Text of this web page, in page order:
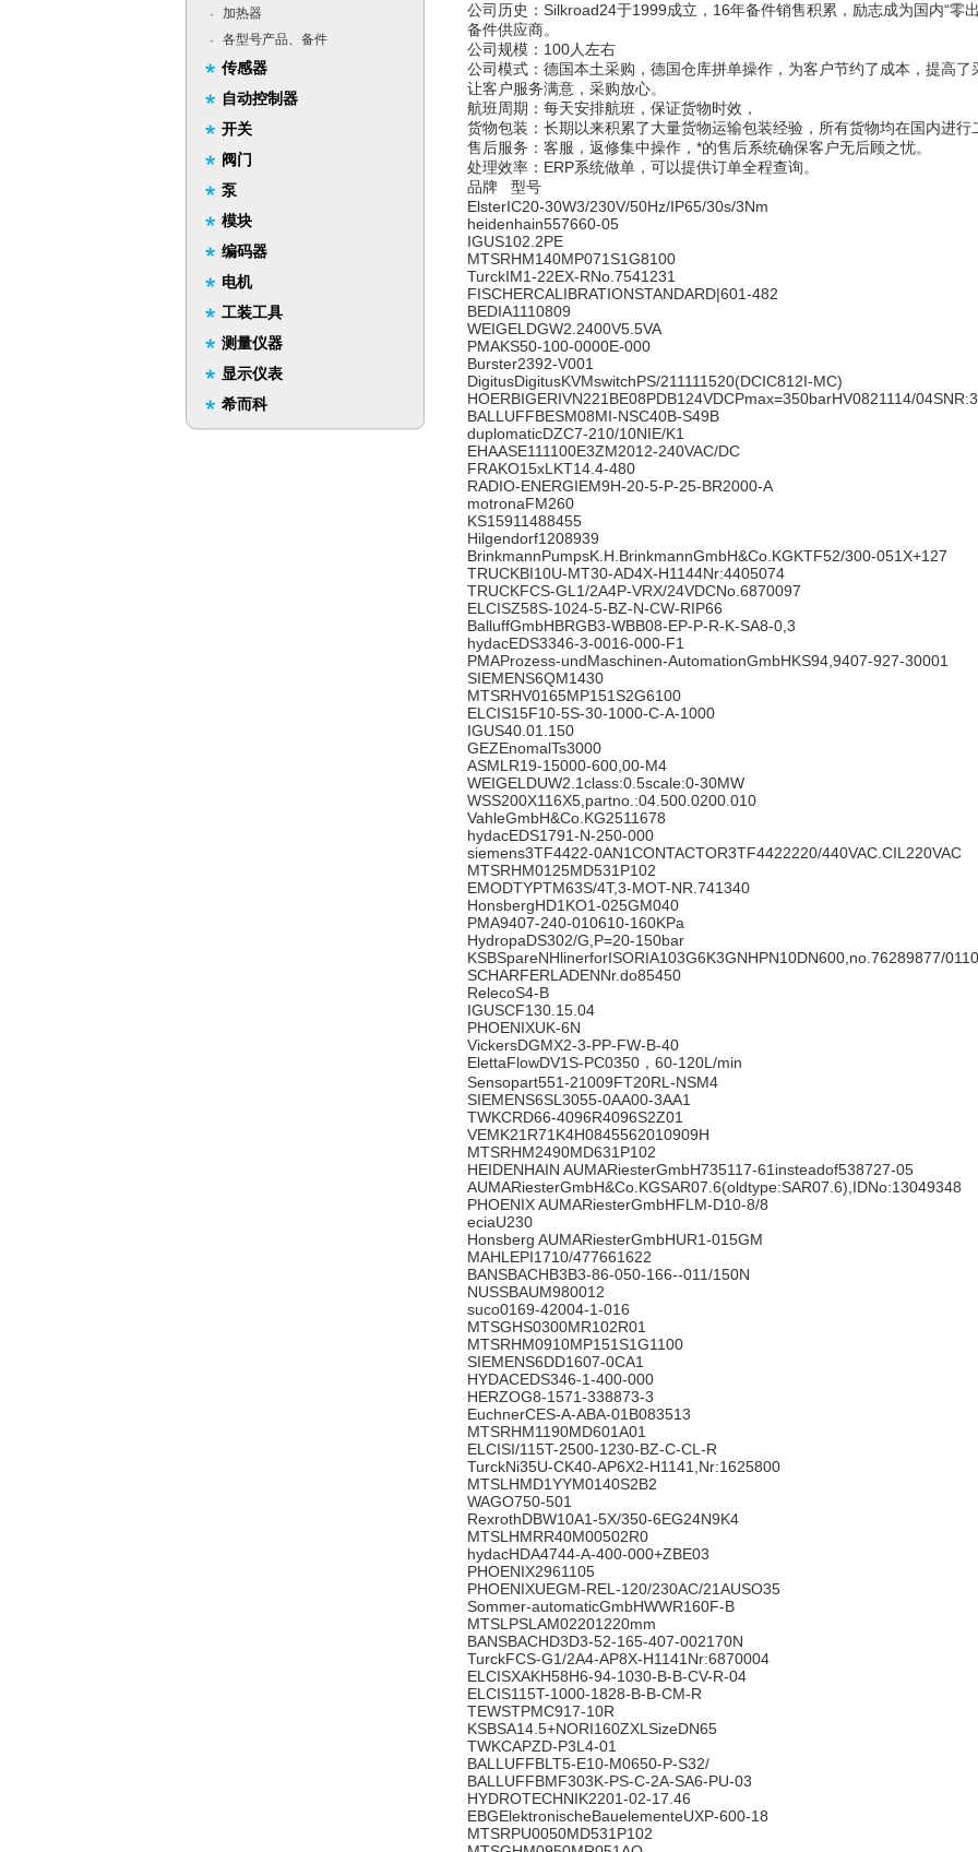
·
加热器
·
各型号产品、备件
传感器
自动控制器
开关
阀门
泵
模块
编码器
电机
工装工具
测量仪器
显示仪表
希而科
公司历史：Silkroad24于1999成立，16年备件销售积累，励志成为国内“零
备件供应商。
公司规模：100人左右
公司模式：德国本土采购，德国仓库拼单操作，为客户节约了成本，提高
让客户服务满意，采购放心。
航班周期：每天安排航班，保证货物时效，
货物包装：长期以来积累了大量货物运输包装经验，所有货物均在国内进
售后服务：客服，返修集中操作，*的售后系统确保客户无后顾之忧。
处理效率：ERP系统做单，可以提供订单全程查询。
品牌 型号
ElsterIC20-30W3/230V/50Hz/IP65/30s/3Nm
heidenhain557660-05
IGUS102.2PE
MTSRHM140MP071S1G8100
TurckIM1-22EX-RNo.7541231
FISCHERCALIBRATIONSTANDARD|601-482
BEDIA1110809
WEIGELDGW2.2400V5.5VA
PMAKS50-100-0000E-000
Burster2392-V001
DigitusDigitusKVMswitchPS/211111520(DCIC812I-MC)
HOERBIGERIVN221BE08PDB124VDCPmax=350barHV0821114/
BALLUFFBESM08MI-NSC40B-S49B
duplomaticDZC7-210/10NIE/K1
EHAASE111100E3ZM2012-240VAC/DC
FRAKO15xLKT14.4-480
RADIO-ENERGIEM9H-20-5-P-25-BR2000-A
motronaFM260
KS15911488455
Hilgendorf1208939
BrinkmannPumpsK.H.BrinkmannGmbH&Co.KGKTF52/300-051X+127
TRUCKBI10U-MT30-AD4X-H1144Nr:4405074
TRUCKFCS-GL1/2A4P-VRX/24VDCNo.6870097
ELCISZ58S-1024-5-BZ-N-CW-RIP66
BalluffGmbHBRGB3-WBB08-EP-P-R-K-SA8-0,3
hydacEDS3346-3-0016-000-F1
PMAProzess-undMaschinen-AutomationGmbHKS94,9407-927-30001
SIEMENS6QM1430
MTSRHV0165MP151S2G6100
ELCIS15F10-5S-30-1000-C-A-1000
IGUS40.01.150
GEZEnomalTs3000
ASMLR19-15000-600,00-M4
WEIGELDUW2.1class:0.5scale:0-30MW
WSS200X116X5,partno.:04.500.0200.010
VahleGmbH&Co.KG2511678
hydacEDS1791-N-250-000
siemens3TF4422-0AN1CONTACTOR3TF4422220/440VAC.CIL220VAC
MTSRHM0125MD531P102
EMODTYPTM63S/4T,3-MOT-NR.741340
HonsbergHD1KO1-025GM040
PMA9407-240-010610-160KPa
HydropaDS302/G,P=20-150bar
KSBSpareNHlinerforISORIA103G6K3GNHPN10DN600,no.76289877/0110
SCHARFERLADENNr.do85450
RelecoS4-B
IGUSCF130.15.04
PHOENIXUK-6N
VickersDGMX2-3-PP-FW-B-40
ElettaFlowDV1S-PC0350，60-120L/min
Sensopart551-21009FT20RL-NSM4
SIEMENS6SL3055-0AA00-3AA1
TWKCRD66-4096R4096S2Z01
VEMK21R71K4H0845562010909H
MTSRHM2490MD631P102
HEIDENHAIN AUMARiesterGmbH735117-61insteadof538727-05
AUMARiesterGmbH&Co.KGSAR07.6(oldtype:SAR07.6),IDNo:13049348
PHOENIX AUMARiesterGmbHFLM-D10-8/8
eciaU230
Honsberg AUMARiesterGmbHUR1-015GM
MAHLEPI1710/477661622
BANSBACHB3B3-86-050-166--011/150N
NUSSBAUM980012
suco0169-42004-1-016
MTSGHS0300MR102R01
MTSRHM0910MP151S1G1100
SIEMENS6DD1607-0CA1
HYDACEDS346-1-400-000
HERZOG8-1571-338873-3
EuchnerCES-A-ABA-01B083513
MTSRHM1190MD601A01
ELCISI/115T-2500-1230-BZ-C-CL-R
TurckNi35U-CK40-AP6X2-H1141,Nr:1625800
MTSLHMD1YYM0140S2B2
WAGO750-501
RexrothDBW10A1-5X/350-6EG24N9K4
MTSLHMRR40M00502R0
hydacHDA4744-A-400-000+ZBE03
PHOENIX2961105
PHOENIXUEGM-REL-120/230AC/21AUSO35
Sommer-automaticGmbHWWR160F-B
MTSLPSLAM02201220mm
BANSBACHD3D3-52-165-407-002170N
TurckFCS-G1/2A4-AP8X-H1141Nr:6870004
ELCISXAKH58H6-94-1030-B-B-CV-R-04
ELCIS115T-1000-1828-B-B-CM-R
TEWSTPMC917-10R
KSBSA14.5+NORI160ZXLSizeDN65
TWKCAPZD-P3L4-01
BALLUFFBLT5-E10-M0650-P-S32/
BALLUFFBMF303K-PS-C-2A-SA6-PU-03
HYDROTECHNIK2201-02-17.46
EBGElektronischeBauelementeUXP-600-18
MTSRPU0050MD531P102